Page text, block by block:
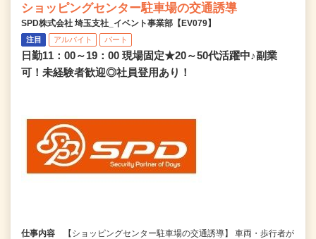
ショッピングセンター駐車場の交通誘導
SPD株式会社 埼玉支社_イベント事業部【EV079】
注目 アルバイト パート
日勤11：00～19：00 現場固定★20～50代活躍中♪副業
可！未経験者歓迎◎社員登用あり！
仕事内容
【ショッピングセンター駐車場の交通誘導】 車両・歩行者が